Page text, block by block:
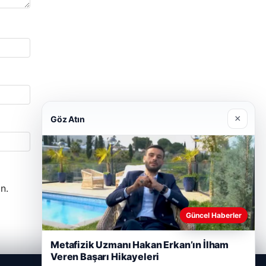
Göz Atın ×
Güncel Haberler
Metafizik Uzmanı Hakan Erkan’ın İlham
Veren Başarı Hikayeleri